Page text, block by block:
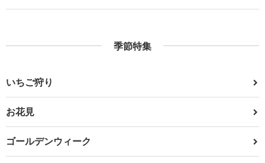
季節特集
いちご狩り
お花見
ゴールデンウィーク